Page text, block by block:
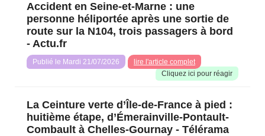
Accident en Seine-et-Marne : une
personne héliportée après une sortie de
route sur la N104, trois passagers à bord
- Actu.fr
Publié le Mardi 21/07/2026
lire l'article complet
Cliquez ici pour réagir️
La Ceinture verte d’Île-de-France à pied :
huitième étape, d’Émerainville-Pontault-
Combault à Chelles-Gournay - Télérama